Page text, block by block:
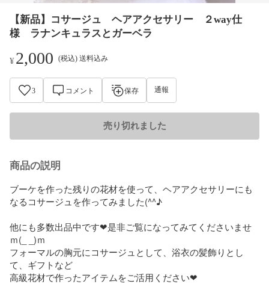
【新品】コサージュ ヘアアクセサリー ２way仕
様 ラナンキュラスとガーベラ
¥2,000 (税込) 送料込み
3 コメント 保存 通報
売り切れました
商品の説明
ブーケを作った残りの花材を使って、ヘアアクセサリーにも
なるコサージュを作ってみました(^^♪
他にも多数出品中です❤是非ご覧になってみてくださいませ
ｍ(_ _)ｍ
フォーマルの胸元にコサージュとして、浴衣の髪飾りとし
て、ギフトなど
高級花材で作ったアイテムをご活用ください❤